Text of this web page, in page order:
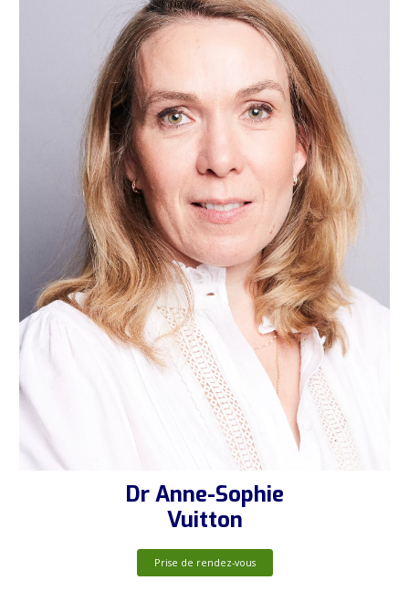
Dr Anne-Sophie
Vuitton
Prise de rendez-vous